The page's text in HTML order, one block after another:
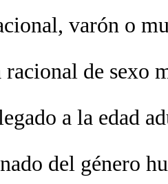
varón o
racional de sexo
a la edad
del género